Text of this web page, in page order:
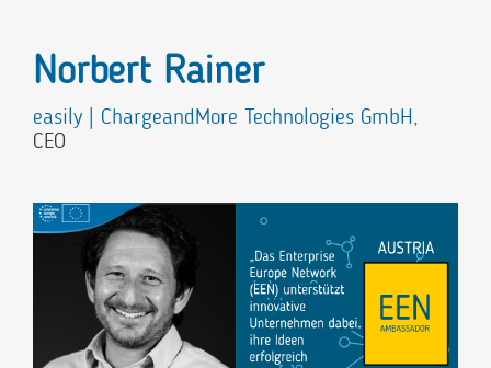
Norbert Rainer
easily | ChargeandMore Technologies GmbH,
CEO